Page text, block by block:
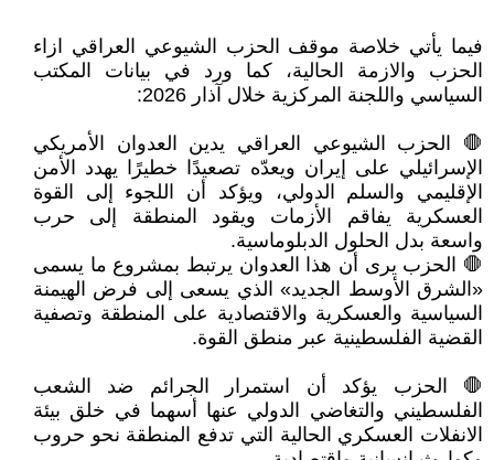
فيما يأتي خلاصة موقف الحزب الشيوعي العراقي ازاء
الحزب والازمة الحالية، كما ورد في بيانات المكتب
السياسي واللجنة المركزية خلال آذار 2026:
🛑 الحزب الشيوعي العراقي يدين العدوان الأمريكي
الإسرائيلي على إيران ويعدّه تصعيدًا خطيرًا يهدد الأمن
الإقليمي والسلم الدولي، ويؤكد أن اللجوء إلى القوة
العسكرية يفاقم الأزمات ويقود المنطقة إلى حرب
واسعة بدل الحلول الدبلوماسية.
🛑 الحزب يرى أن هذا العدوان يرتبط بمشروع ما يسمى
«الشرق الأوسط الجديد» الذي يسعى إلى فرض الهيمنة
السياسية والعسكرية والاقتصادية على المنطقة وتصفية
القضية الفلسطينية عبر منطق القوة.
🛑 الحزب يؤكد أن استمرار الجرائم ضد الشعب
الفلسطيني والتغاضي الدولي عنها أسهما في خلق بيئة
الانفلات العسكري الحالية التي تدفع المنطقة نحو حروب